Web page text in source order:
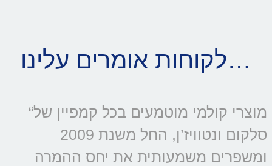
לקוחות אומרים עלינו…
“מוצרי קולמי מוטמעים בכל קמפיין של
סלקום ונטוויז’ן, החל משנת 2009
ומשפרים משמעותית את יחס ההמרה